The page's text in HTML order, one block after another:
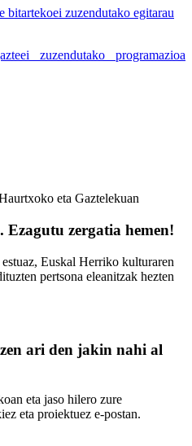
bitartekoei zuzendutako egitarau
zuzendutako programazioa
eta Gaztelekuan
zergatia hemen!
Euskal Herriko kulturaren
pertsona eleanitzak hezten
ari den jakin nahi al
eta jaso hilero zure
eta proiektuez e-postan.